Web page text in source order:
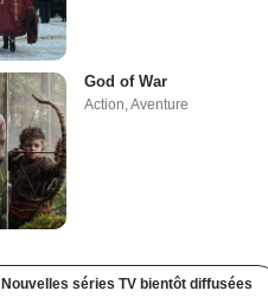
God of War
Action Aventure
Nouvelles séries TV bientôt diffusées